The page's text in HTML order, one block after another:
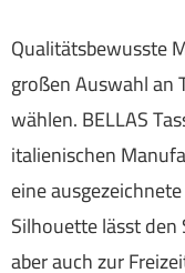
Qualitätsbewusste
großen Auswahl an
wählen. BELLAS
italienischen
eine
Silhouette lässt
aber auch zur